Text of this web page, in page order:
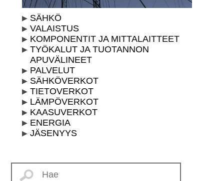
SÄHKÖ
VALAISTUS
KOMPONENTIT JA MITTALAITTEET
TYÖKALUT JA TUOTANNON
APUVÄLINEET
PALVELUT
SÄHKÖVERKOT
TIETOVERKOT
LÄMPÖVERKOT
KAASUVERKOT
ENERGIA
JÄSENYYS